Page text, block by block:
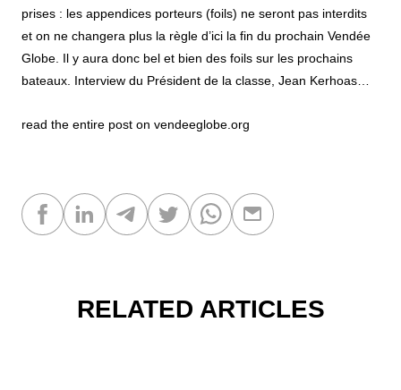
prises : les appendices porteurs (foils) ne seront pas interdits
et on ne changera plus la règle d’ici la fin du prochain Vendée
Globe. Il y aura donc bel et bien des foils sur les prochains
bateaux. Interview du Président de la classe, Jean Kerhoas…
read the entire post on vendeeglobe.org
RELATED ARTICLES